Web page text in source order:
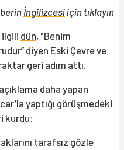
İngilizcesiiçin tıklayın
ilgili dün, "Benim
diyen Eski Çevre ve
geri adım attı.
daha yapan
yaptığı görüşmedeki
kurdu:
tarafsız gözle